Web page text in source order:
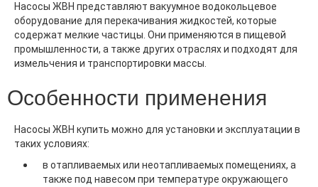
Насосы ЖВН представляют вакуумное водокольцевое
оборудование для перекачивания жидкостей, которые
содержат мелкие частицы. Они применяются в пищевой
промышленности, а также других отраслях и подходят для
измельчения и транспортировки массы.
Особенности применения
Насосы ЖВН купить можно для установки и эксплуатации в
таких условиях:
в отапливаемых или неотапливаемых помещениях, а
также под навесом при температуре окружающего